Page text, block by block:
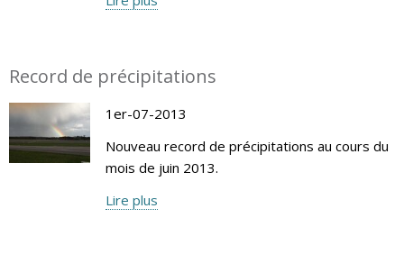
Record de précipitations
1er-07-2013
Nouveau record de précipitations au cours du
mois de juin 2013.
Lire plus